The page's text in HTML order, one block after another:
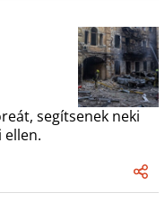
segítsenek neki
ellen.